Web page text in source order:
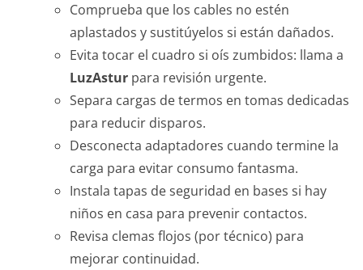
Comprueba que los cables no estén
aplastados y sustitúyelos si están dañados.
Evita tocar el cuadro si oís zumbidos: llama a
LuzAstur para revisión urgente.
Separa cargas de termos en tomas dedicadas
para reducir disparos.
Desconecta adaptadores cuando termine la
carga para evitar consumo fantasma.
Instala tapas de seguridad en bases si hay
niños en casa para prevenir contactos.
Revisa clemas flojos (por técnico) para
mejorar continuidad.